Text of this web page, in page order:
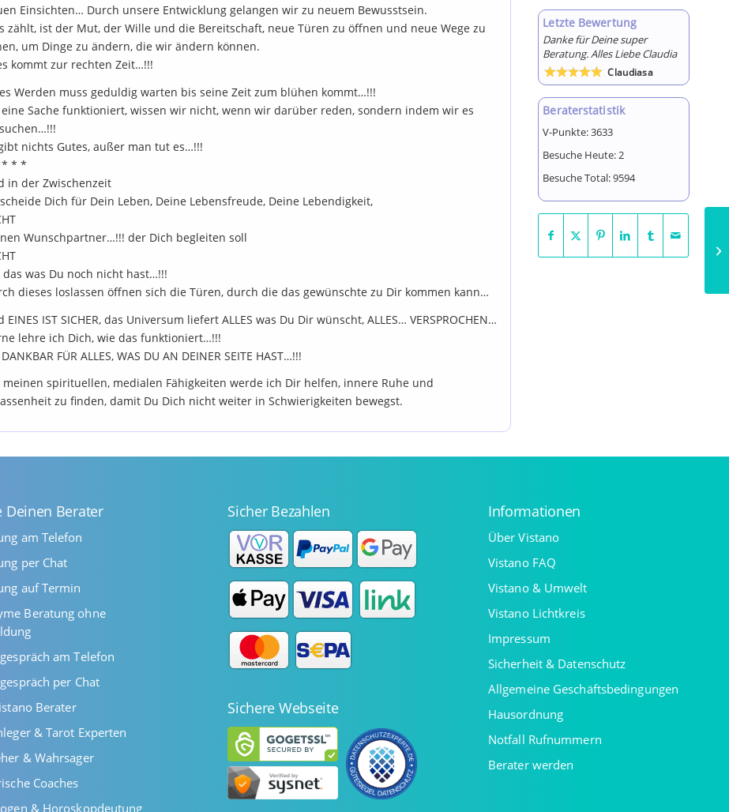
Einsichten… Durch unsere Entwicklung gelangen wir zu neuem Bewusstsein.
zählt, ist der Mut, der Wille und die Bereitschaft, neue Türen zu öffnen und neue Wege zu
um Dinge zu ändern, die wir ändern können.
kommt zur rechten Zeit…!!!
Werden muss geduldig warten bis seine Zeit zum blühen kommt…!!!
eine Sache funktioniert, wissen wir nicht, wenn wir darüber reden, sondern indem wir es
nichts Gutes, außer man tut es…!!!
* *
in der Zwischenzeit
Dich für Dein Leben, Deine Lebensfreude, Deine Lebendigkeit,
Wunschpartner…!!! der Dich begleiten soll
das was Du noch nicht hast…!!!
dieses loslassen öffnen sich die Türen, durch die das gewünschte zu Dir kommen kann…
EINES IST SICHER, das Universum liefert ALLES was Du Dir wünscht, ALLES… VERSPROCHEN…
lehre ich Dich, wie das funktioniert…!!!
DANKBAR FÜR ALLES, WAS DU AN DEINER SEITE HAST…!!!
meinen spirituellen, medialen Fähigkeiten werde ich Dir helfen, innere Ruhe und
zu finden, damit Du Dich nicht weiter in Schwierigkeiten bewegst.
Letzte Bewertung
Danke für Deine super
Beratung. Alles Liebe Claudia
Bewertet
mit5von 5
Claudiasa
Beraterstatistik
V-Punkte:3633
Besuche Heute:2
Besuche Total:9594
Deinen Berater
am Telefon
per Chat
auf Termin
Beratung ohne
am Telefon
per Chat
Berater
& Tarot Experten
& Wahrsager
Coaches
& Horoskopdeutung
Sicher Bezahlen
Sichere Webseite
Informationen
Über Vistano
Vistano FAQ
Vistano & Umwelt
Vistano Lichtkreis
Impressum
Sicherheit & Datenschutz
Allgemeine Geschäftsbedingungen
Hausordnung
Notfall Rufnummern
Berater werden